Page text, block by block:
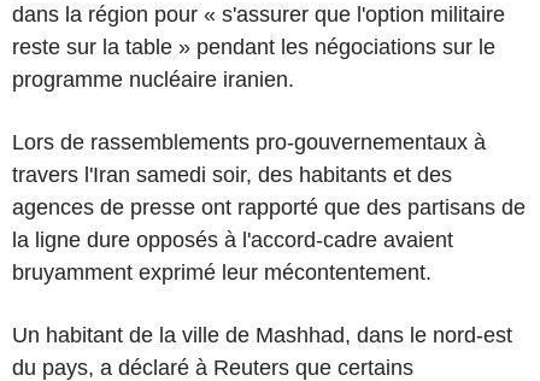
dans la région pour « s'assurer que l'option militaire
reste sur la table » pendant les négociations sur le
programme nucléaire iranien.
Lors de rassemblements pro-gouvernementaux à
travers l'Iran samedi soir, des habitants et des
agences de presse ont rapporté que des partisans de
la ligne dure opposés à l'accord-cadre avaient
bruyamment exprimé leur mécontentement.
Un habitant de la ville de Mashhad, dans le nord-est
du pays, a déclaré à Reuters que certains